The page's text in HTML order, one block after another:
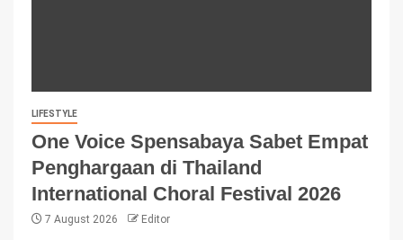
LIFESTYLE
One Voice Spensabaya Sabet Empat
Penghargaan di Thailand
International Choral Festival 2026
7 August 2026 Editor